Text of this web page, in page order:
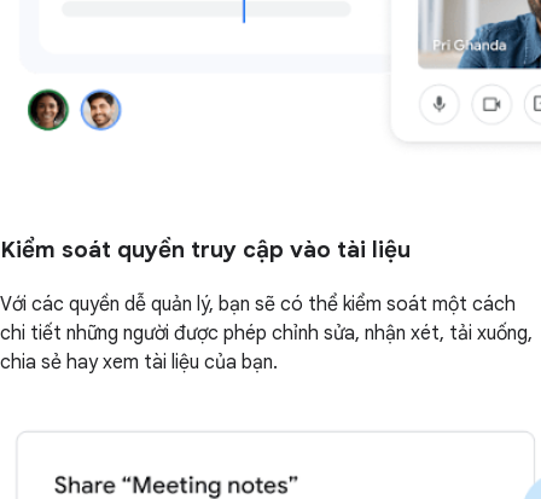
Kiểm soát quyền truy cập vào tài liệu
Với các quyền dễ quản lý, bạn sẽ có thể kiểm soát một cách
chi tiết những người được phép chỉnh sửa, nhận xét, tải xuống,
chia sẻ hay xem tài liệu của bạn.